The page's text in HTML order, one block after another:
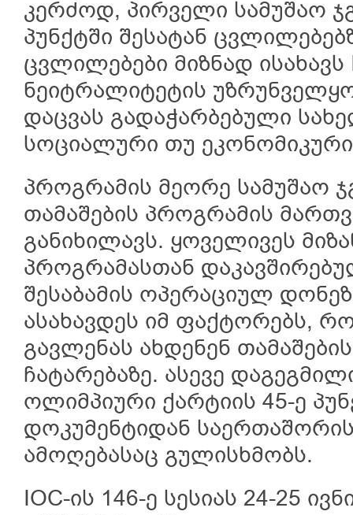
კერძოდ, პირველი სამუშაო
პუნქტში შესატან
ცვლილებები მიზნად
ნეიტრალიტეტის
დაცვას გადაჭარბებული
სოციალური თუ ეკონომიკური
პროგრამის მეორე სამუშაო
თამაშების პროგრამის
განიხილავს. ყოველივეს
პროგრამასთან
შესაბამის ოპერაციულ
ასახავდეს იმ ფაქტორებს,
გავლენას ახდენენ
ჩატარებაზე. ასევე
ოლიმპიური ქარტიის 45-ე
დოკუმენტიდან
ამოღებასაც გულისხმობს.
IOC-ის 146-ე სესიას 24-25